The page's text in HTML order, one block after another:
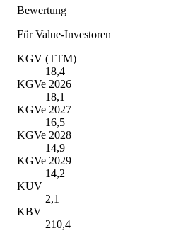
Bewertung
Für Value-Investoren
KGV (TTM)
18,4
KGVe 2026
18,1
KGVe 2027
16,5
KGVe 2028
14,9
KGVe 2029
14,2
KUV
2,1
KBV
210,4